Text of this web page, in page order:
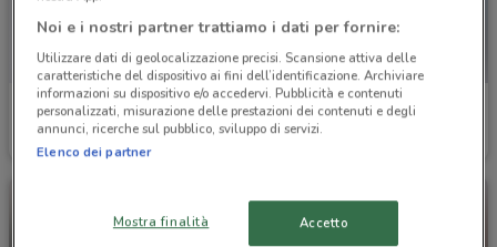
Manuello Design
Scade il 31/12
Permaflex
Noi e i nostri partner trattiamo i dati per fornire:
Utilizzare dati di geolocalizzazione precisi. Scansione attiva delle
caratteristiche del dispositivo ai fini dell’identificazione. Archiviare
informazioni su dispositivo e/o accedervi. Pubblicità e contenuti
personalizzati, misurazione delle prestazioni dei contenuti e degli
annunci, ricerche sul pubblico, sviluppo di servizi.
Elenco dei partner
Mostra finalità Accetto